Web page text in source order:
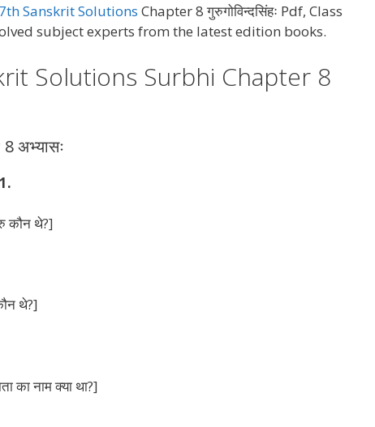
Sanskrit Solutions Chapter 8 गुरुगोविन्दसिंहः Pdf, Class
subject experts from the latest edition books.
Solutions Surbhi Chapter 8
अभ्यासः
कौन थे?]
थे?]
का नाम क्या था?]